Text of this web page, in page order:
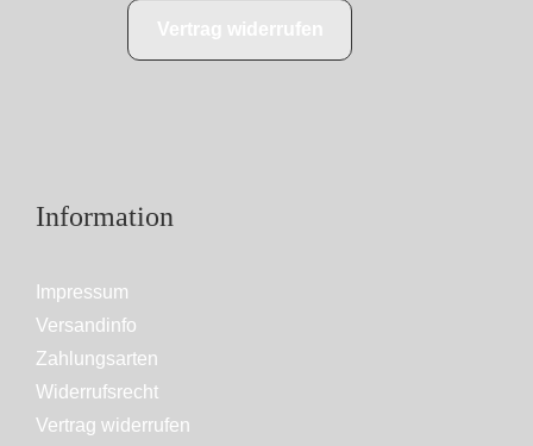
Information
Impressum
Versandinfo
Zahlungsarten
Widerrufsrecht
Vertrag widerrufen